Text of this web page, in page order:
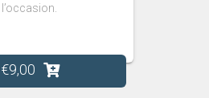
l’occasion.
€9,00